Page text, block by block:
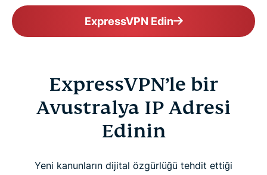
ExpressVPN Edin
ExpressVPN’le bir
Avustralya IP Adresi
Edinin
Yeni kanunların dijital özgürlüğü tehdit ettiği